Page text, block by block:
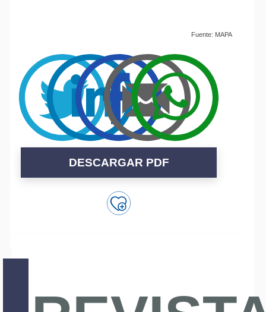
Fuente: MAPA
DESCARGAR PDF